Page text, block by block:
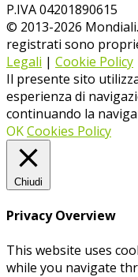
P.IVA 04201890615
© 2013-2026
registrati sono
Legali | Cookie Policy
Il presente sito
esperienza di
continuando la
OKCookies Policy
Chiudi
Privacy Overview
This website uses
while you navigate